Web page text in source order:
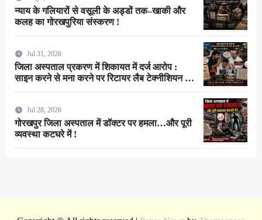
न्याय के गलियारों से वसूली के अड्डों तक–खाकी और
कलह का गोरखपुरिया संस्करण !
Jul 31, 2026
जिला अस्पताल प्रकरण में शिकायत में दर्ज आरोप :
साइन करने से मना करने पर रिटायर लैब टेक्नीशियन ने
Jul 28, 2026
गोरखपुर जिला अस्पताल में डॉक्टर पर हमला…और पूरी
व्यवस्था कटघरे में !